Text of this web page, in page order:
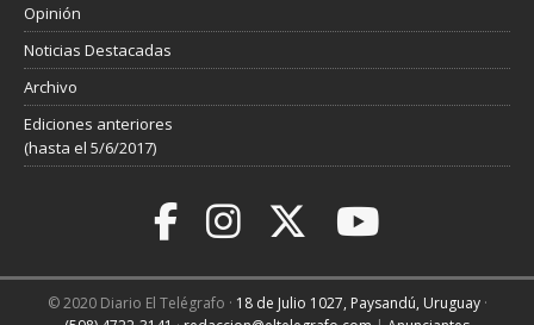
Opinión
Noticias Destacadas
Archivo
Ediciones anteriores
(hasta el 5/6/2017)
© 2020 Diario El Telégrafo · 18 de Julio 1027, Paysandú, Uruguay·